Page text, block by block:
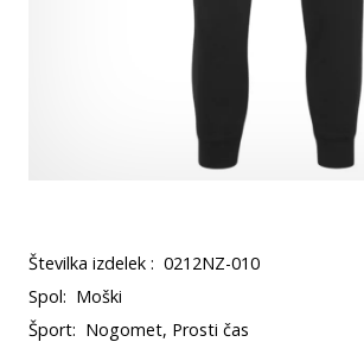
Številka izdelek : 0212NZ-010
Spol: Moški
Šport: Nogomet, Prosti čas